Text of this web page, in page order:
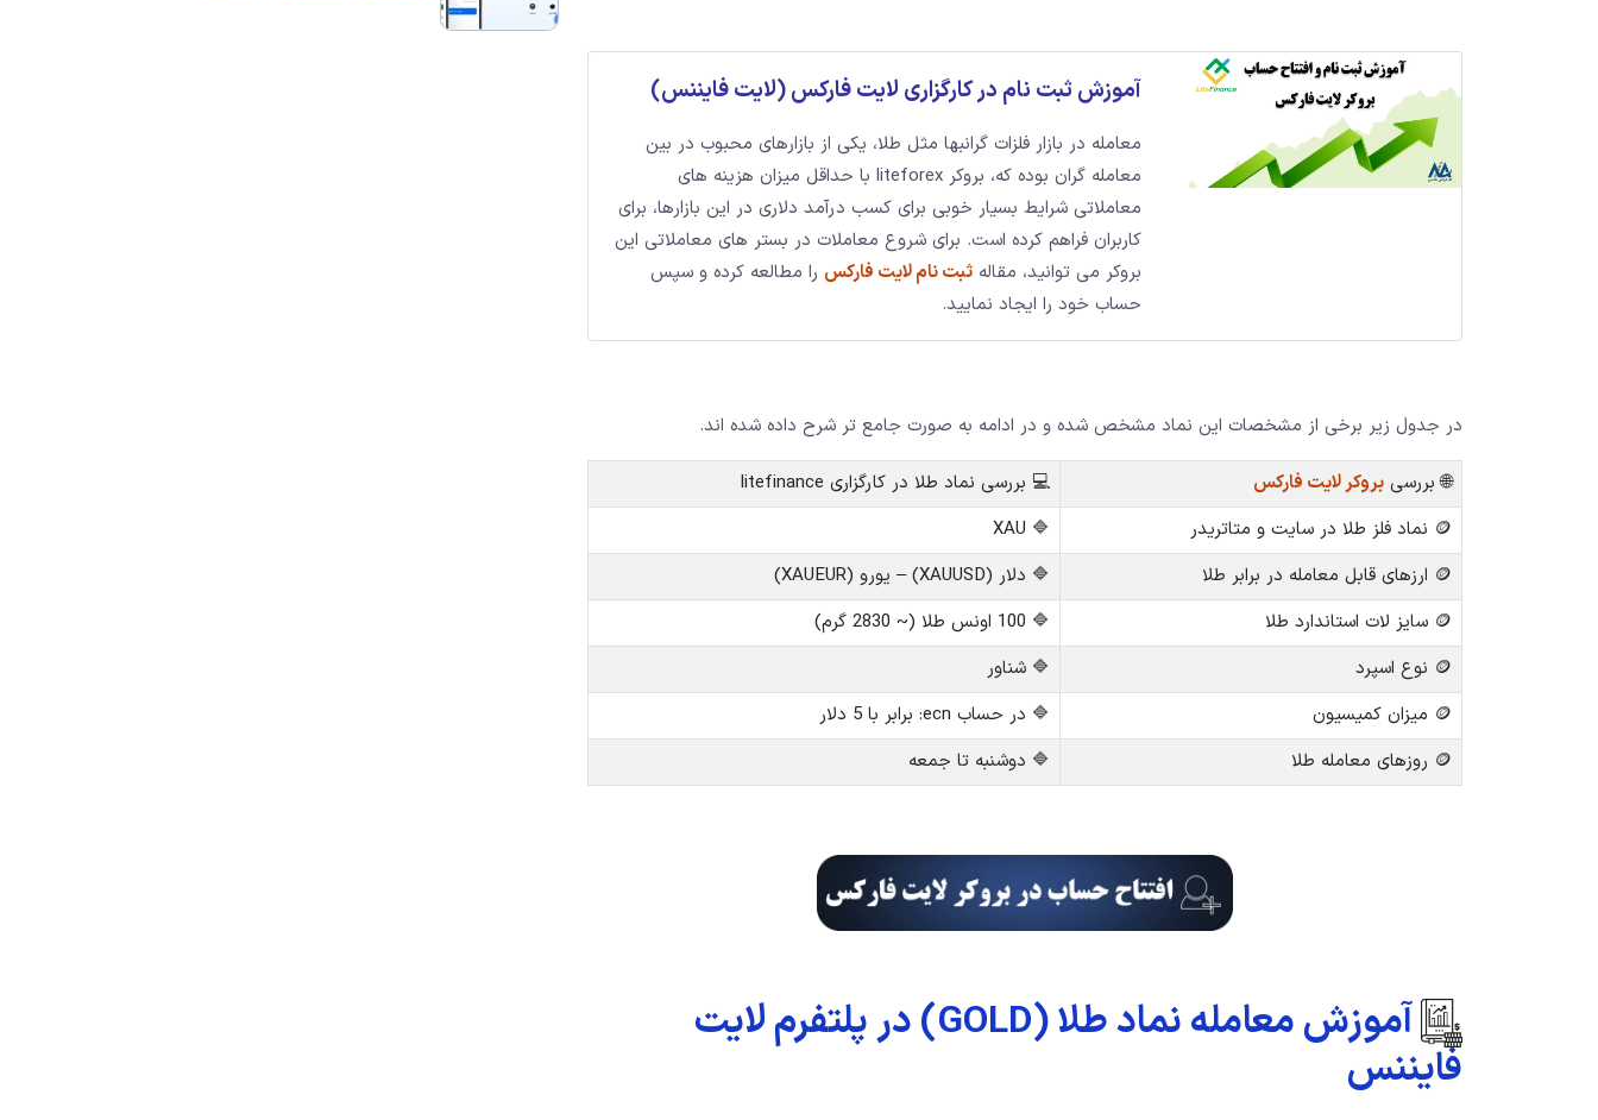
آموزش ثبت نام در کارگزاری لایت فارکس (لایت فایننس)
معامله در بازار فلزات گرانبها مثل طلا، یکی از بازارهای محبوب در بین
معامله گران بوده که، بروکر liteforex با حداقل میزان هزینه های
معاملاتی شرایط بسیار خوبی برای کسب درآمد دلاری در این بازارها، برای
کاربران فراهم کرده است. برای شروع معاملات در بستر های معاملاتی این
بروکر می توانید، مقاله ثبت نام لایت فارکس را مطالعه کرده و سپس
حساب خود را ایجاد نمایید.
در جدول زیر برخی از مشخصات این نماد مشخص شده و در ادامه به صورت جامع تر شرح داده شده اند.
🌐 بررسی بروکر لایت فارکس
💻 بررسی نماد طلا در کارگزاری litefinance
🪙 نماد فلز طلا در سایت و متاتریدر
🔷 XAU
🪙 ارزهای قابل معامله در برابر طلا
🔷 دلار (XAUUSD) – یورو (XAUEUR)
🪙 سایز لات استاندارد طلا
🔷 100 اونس طلا (~ 2830 گرم)
🪙 نوع اسپرد
🔷 شناور
🪙 میزان کمیسیون
🔷 در حساب ecn: برابر با 5 دلار
🪙 روزهای معامله طلا
🔷 دوشنبه تا جمعه
آموزش معامله نماد طلا (GOLD) در پلتفرم لایت
فایننس